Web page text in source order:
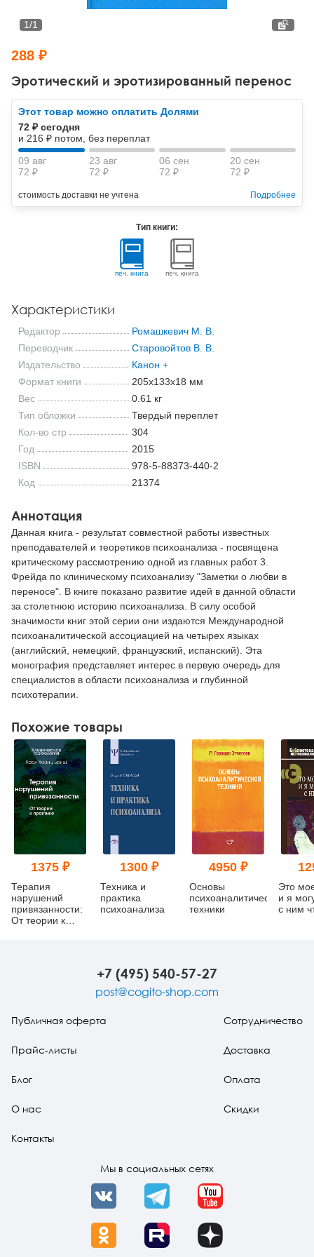
Тревожные расстройства, панические атаки
Другие направления психотерапии
Классический, эриксоновский гипноз и НЛП
НЛП
Психология труда и эргономика
Социальная психология
Социальная и организационная психология
Классический и юнгианский психоанализ
Эротический и эротизированный перенос
1/1
288 ₽
Этот товар можно оплатить Долями
72 ₽ сегодня
и 216 ₽ потом, без переплат
09 авг
72 ₽
23 авг
72 ₽
06 сен
72 ₽
20 сен
72 ₽
стоимость доставки не учтена Подробнее
Тип книги:
печ. книга печ. книга
Характеристики
Редактор
Ромашкевич М. В.
Переводчик
Старовойтов В. В.
Издательство
Канон +
Формат книги
205x133x18 мм
Вес
0.61 кг
Тип обложки
Твердый переплет
Кол-во стр
304
Год
2015
ISBN
978-5-88373-440-2
Код
21374
Аннотация
Данная книга - результат совместной работы известных
преподавателей и теоретиков психоанализа - посвящена
критическому рассмотрению одной из главных работ 3.
Фрейда по клиническому психоанализу "Заметки о любви в
переносе". В книге показано развитие идей в данной области
за столетнюю историю психоанализа. В силу особой
значимости книг этой серии они издаются Международной
психоаналитической ассоциацией на четырех языках
(английский, немецкий, французский, испанский). Эта
монография представляет интерес в первую очередь для
специалистов в области психоанализа и глубинной
психотерапии.
Похожие товары
1375 ₽
Терапия
нарушений
привязанности:
От теории к
1300 ₽
Техника и
практика
психоанализа
4950 ₽
Основы
психоаналитической
техники
Это
и я
с ним
+7 (495) 540-57-27
post@cogito-shop.com
Публичная оферта
Прайс-листы
Блог
О нас
Контакты
Сотрудничество
Доставка
Оплата
Скидки
Мы в социальных сетях
VK Telegram YouTube
OK Rutube Dzen